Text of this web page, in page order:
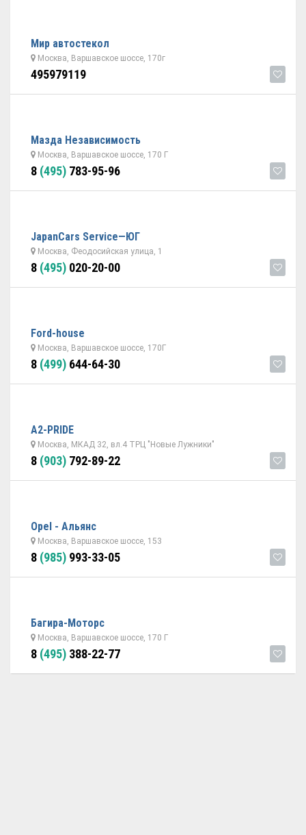
Мир автостекол
Москва, Варшавское шоссе, 170г
495979119
Мазда Независимость
Москва, Варшавское шоссе, 170 Г
8 (495) 783-95-96
JapanCars Service—ЮГ
Москва, Феодосийская улица, 1
8 (495) 020-20-00
Ford-house
Москва, Варшавское шоссе, 170Г
8 (499) 644-64-30
A2-PRIDE
Москва, МКАД 32, вл.4 ТРЦ "Новые Лужники"
8 (903) 792-89-22
Opel - Альянс
Москва, Варшавское шоссе, 153
8 (985) 993-33-05
Багира-Моторс
Москва, Варшавское шоссе, 170 Г
8 (495) 388-22-77